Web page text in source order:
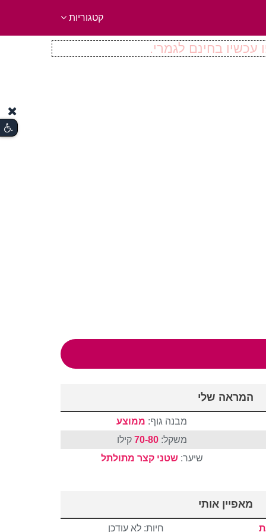
קטגוריות
בחינם לגמרי.
המראה שלי
מבנה גוף: ממוצע
משקל:70-80 קילו
שיער:שטני קצר מתולתל
מאפיין אותי
חיות: לא עודכן